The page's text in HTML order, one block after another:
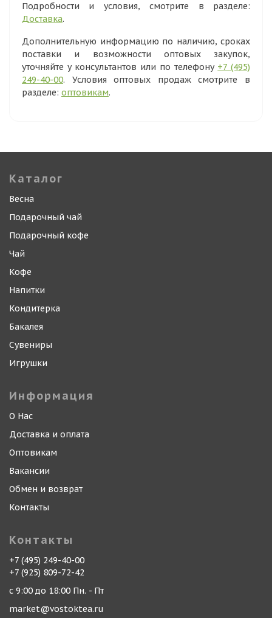
Подробности и условия, смотрите в разделе:
Доставка.
Дополнительную информацию по наличию, сроках
поставки и возможности оптовых закупок,
уточняйте у консультантов или по телефону +7 (495)
249-40-00. Условия оптовых продаж смотрите в
разделе: оптовикам.
Каталог
Весна
Подарочный чай
Подарочный кофе
Чай
Кофе
Напитки
Кондитерка
Бакалея
Сувениры
Игрушки
Информация
О Нас
Доставка и оплата
Оптовикам
Вакансии
Обмен и возврат
Контакты
Контакты
+7 (495) 249-40-00
+7 (925) 809-72-42
с 9:00 до 18:00 Пн. - Пт
market@vostoktea.ru